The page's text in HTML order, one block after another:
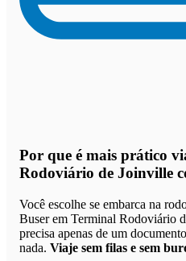
Por que é mais prático
Rodoviário de Joinville
Você escolhe se embarca na
Buser em Terminal Rodoviário
precisa apenas de um
nada. Viaje sem filas e sem